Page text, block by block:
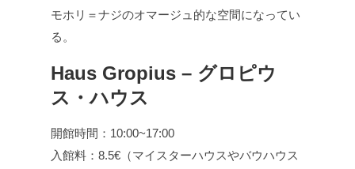
モホリ＝ナジのオマージュ的な空間になってい
る。
Haus Gropius – グロピウ
ス・ハウス
開館時間：10:00~17:00
入館料：8.5€（マイスターハウスやバウハウス